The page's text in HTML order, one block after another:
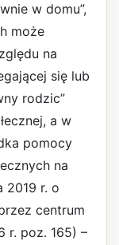
w domu”,
może
na
się lub
rodzic”
a w
pomocy
na
2019 r. o
centrum
r. poz. 165) –